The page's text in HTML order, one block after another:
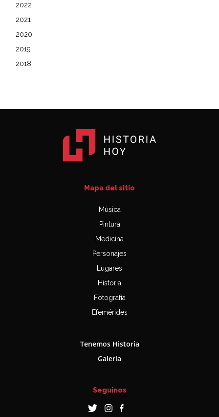
2022
2021
2020
2019
2018
Mapa del sitio
Música
Pintura
Medicina
Personajes
Lugares
Historia
Fotografía
Efemérides
Tenemos Historia
Galería
Seguinos